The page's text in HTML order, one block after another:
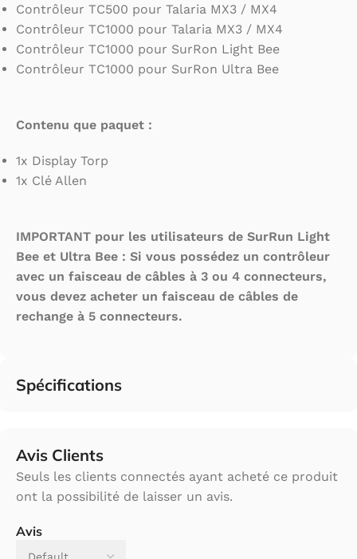
Contrôleur TC500 pour Talaria MX3 / MX4
Contrôleur TC1000 pour Talaria MX3 / MX4
Contrôleur TC1000 pour SurRon Light Bee
Contrôleur TC1000 pour SurRon Ultra Bee
Contenu que paquet :
1x Display Torp
1x Clé Allen
IMPORTANT pour les utilisateurs de SurRun Light
Bee et Ultra Bee : Si vous possédez un contrôleur
avec un faisceau de câbles à 3 ou 4 connecteurs,
vous devez acheter un faisceau de câbles de
rechange à 5 connecteurs.
Spécifications
Avis Clients
Avis
Seuls les clients connectés ayant acheté ce produit
ont la possibilité de laisser un avis.